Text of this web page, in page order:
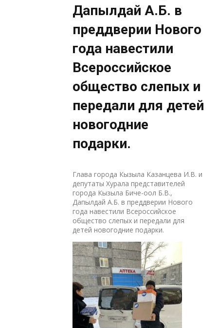
Дапылдай А.Б. в
преддверии Нового
года навестили
Всероссийское
общество слепых и
передали для детей
новогодние
подарки.
Глава города Кызыла Казанцева И.В. и
депутаты Хурала представителей
города Кызыла Биче-оол Б.В.,
Дапылдай А.Б. в преддверии Нового
года навестили Всероссийское
общество слепых и передали для
детей новогодние подарки.